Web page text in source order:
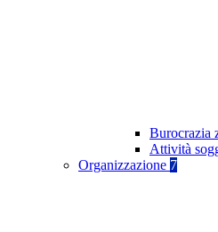
Burocrazia
Attività
Organizzazione 7